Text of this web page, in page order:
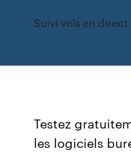
Suivi vols en direct
Testez
les logiciels